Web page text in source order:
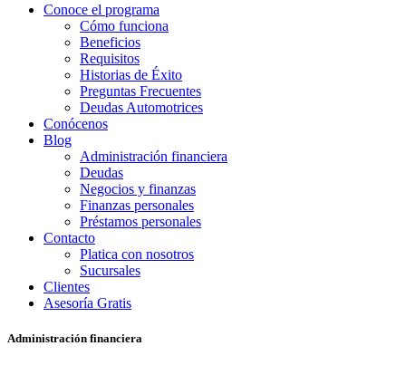
Conoce el programa
Cómo funciona
Beneficios
Requisitos
Historias de Éxito
Preguntas Frecuentes
Deudas Automotrices
Conócenos
Blog
Administración financiera
Deudas
Negocios y finanzas
Finanzas personales
Préstamos personales
Contacto
Platica con nosotros
Sucursales
Clientes
Asesoría Gratis
Administración financiera